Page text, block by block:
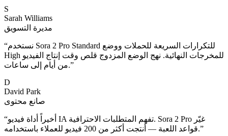
S
Sarah Williams
مديرة التسويق
“نستخدم Sora 2 Pro Standard للتكرارات السريعة للحملات ووضع
High للمخرجات النهائية. نهج الوضع المزدوج قلص وقت إنتاج الفيديو
من أيام إلى ساعات.”
D
David Park
صانع محتوى
“أخيراً أداة فيديو IA تفهم المتطلبات الاحترافية. Sora 2 Pro غيّر
قواعد اللعبة — أنتجت أكثر من 200 فيديو للعملاء باستخدامه.”